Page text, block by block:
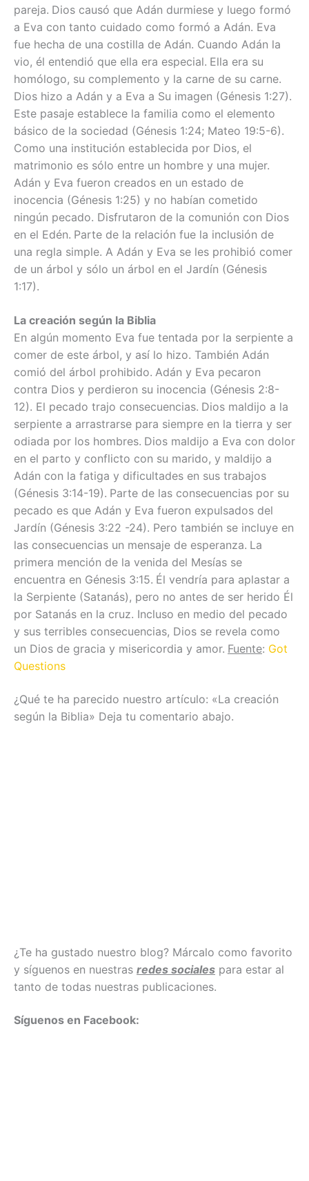
pareja. Dios causó que Adán durmiese y luego formó
a Eva con tanto cuidado como formó a Adán. Eva
fue hecha de una costilla de Adán. Cuando Adán la
vio, él entendió que ella era especial. Ella era su
homólogo, su complemento y la carne de su carne.
Dios hizo a Adán y a Eva a Su imagen (Génesis 1:27).
Este pasaje establece la familia como el elemento
básico de la sociedad (Génesis 1:24; Mateo 19:5-6).
Como una institución establecida por Dios, el
matrimonio es sólo entre un hombre y una mujer.
Adán y Eva fueron creados en un estado de
inocencia (Génesis 1:25) y no habían cometido
ningún pecado. Disfrutaron de la comunión con Dios
en el Edén. Parte de la relación fue la inclusión de
una regla simple. A Adán y Eva se les prohibió comer
de un árbol y sólo un árbol en el Jardín (Génesis
1:17).
La creación según la Biblia
En algún momento Eva fue tentada por la serpiente a
comer de este árbol, y así lo hizo. También Adán
comió del árbol prohibido. Adán y Eva pecaron
contra Dios y perdieron su inocencia (Génesis 2:8-
12). El pecado trajo consecuencias. Dios maldijo a la
serpiente a arrastrarse para siempre en la tierra y ser
odiada por los hombres. Dios maldijo a Eva con dolor
en el parto y conflicto con su marido, y maldijo a
Adán con la fatiga y dificultades en sus trabajos
(Génesis 3:14-19). Parte de las consecuencias por su
pecado es que Adán y Eva fueron expulsados del
Jardín (Génesis 3:22 -24). Pero también se incluye en
las consecuencias un mensaje de esperanza. La
primera mención de la venida del Mesías se
encuentra en Génesis 3:15. Él vendría para aplastar a
la Serpiente (Satanás), pero no antes de ser herido Él
por Satanás en la cruz. Incluso en medio del pecado
y sus terribles consecuencias, Dios se revela como
un Dios de gracia y misericordia y amor. Fuente: Got
Questions
¿Qué te ha parecido nuestro artículo: «La creación
según la Biblia» Deja tu comentario abajo.
¿Te ha gustado nuestro blog? Márcalo como favorito
y síguenos en nuestras redes sociales para estar al
tanto de todas nuestras publicaciones.
Síguenos en Facebook: